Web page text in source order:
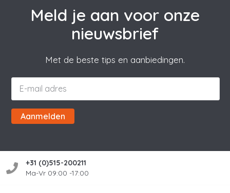
Meld je aan voor onze
nieuwsbrief
Met de beste tips en aanbiedingen.
Aanmelden
+31 (0)515-200211
Ma-Vr 09:00 -17:00